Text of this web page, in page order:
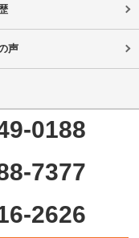
声
0188
7377
2626